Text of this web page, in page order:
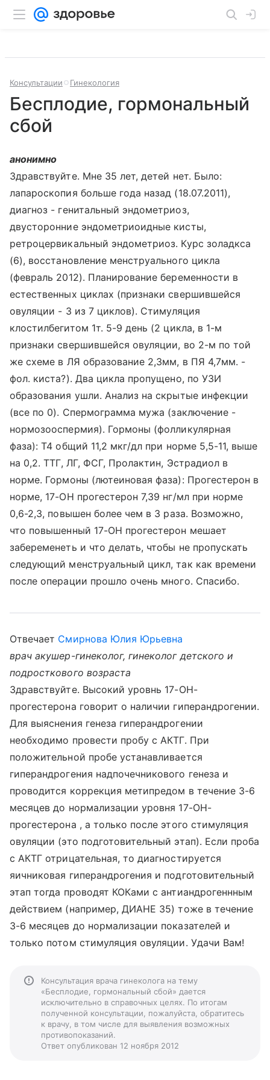
Консультации Гинекология
Бесплодие, гормональный
сбой
анонимно
Здравствуйте. Мне 35 лет, детей нет. Было:
лапароскопия больше года назад (18.07.2011),
диагноз - генитальный эндометриоз,
двусторонние эндометриоидные кисты,
ретроцервикальный эндометриоз. Курс золадкса
(6), восстановление менструального цикла
(февраль 2012). Планирование беременности в
естественных циклах (признаки свершившейся
овуляции - 3 из 7 циклов). Стимуляция
клостилбегитом 1т. 5-9 день (2 цикла, в 1-м
признаки свершившейся овуляции, во 2-м по той
же схеме в ЛЯ образование 2,3мм, в ПЯ 4,7мм. -
фол. киста?). Два цикла пропущено, по УЗИ
образования ушли. Анализ на скрытые инфекции
(все по 0). Спермограмма мужа (заключение -
нормозооспермия). Гормоны (фолликулярная
фаза): T4 общий 11,2 мкг/дл при норме 5,5-11, выше
на 0,2. ТТГ, ЛГ, ФСГ, Пролактин, Эстрадиол в
норме. Гормоны (лютеиновая фаза): Прогестерон в
норме, 17-ОН прогестерон 7,39 нг/мл при норме
0,6-2,3, повышен более чем в 3 раза. Возможно,
что повышенный 17-ОН прогестерон мешает
забеременеть и что делать, чтобы не пропускать
следующий менструальный цикл, так как времени
после операции прошло очень много. Спасибо.
Отвечает Смирнова Юлия Юрьевна
врач акушер-гинеколог, гинеколог детского и
подросткового возраста
Здравствуйте. Высокий уровнь 17-ОН-
прогестерона говорит о наличии гиперандрогении.
Для выяснения генеза гиперандрогении
необходимо провести пробу с АКТГ. При
положительной пробе устанавливается
гиперандрогения надпочечникового генеза и
проводится коррекция метипредом в течение 3-6
месяцев до нормализации уровня 17-ОН-
прогестерона , а только после этого стимуляция
овуляции (это подготовительный этап). Если проба
с АКТГ отрицательная, то диагностируется
яичниковая гиперандрогения и подготовительный
этап тогда проводят КОКами с антиандрогеннным
действием (например, ДИАНЕ 35) тоже в течение
3-6 месяцев до нормализации показателей и
только потом стимуляция овуляции. Удачи Вам!
Консультация врача гинеколога на тему
«Бесплодие, гормональный сбой» дается
исключительно в справочных целях. По итогам
полученной консультации, пожалуйста, обратитесь
к врачу, в том числе для выявления возможных
противопоказаний.
Ответ опубликован 12 ноября 2012